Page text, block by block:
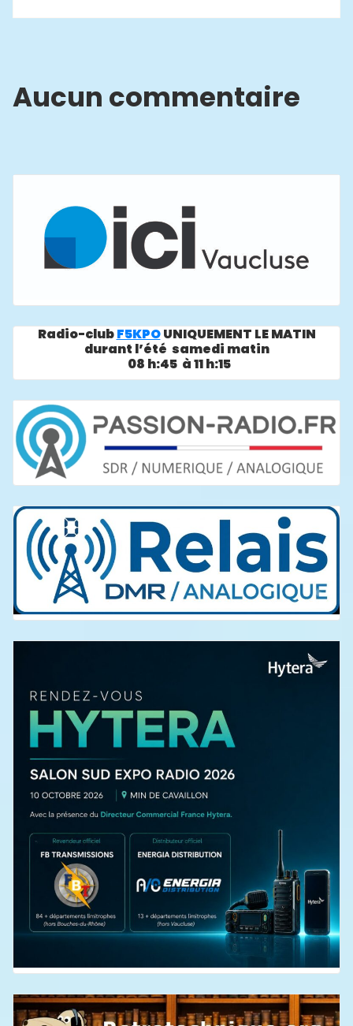
Aucun commentaire
Radio-clubF5KPOUNIQUEMENT LE MATIN
durant l’été samedi matin
08 h:45 à 11 h:15